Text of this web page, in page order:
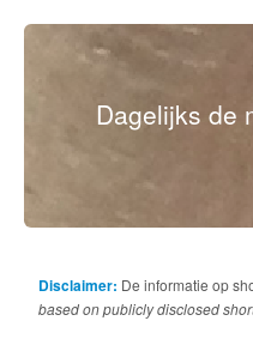
Dagelijks de
Disclaimer: De informatie op
based on publicly disclosed